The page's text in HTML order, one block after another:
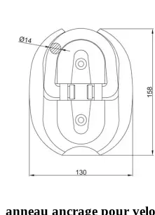
anneau ancrage pour